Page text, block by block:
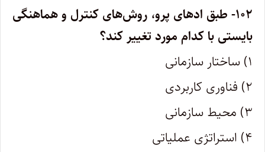
۱۰۲- طبق ادهای پرو، روش‌های کنترل و هماهنگی
بایستی با کدام مورد تغییر کند؟
۱) ساختار سازمانی
۲) فناوری کاربردی
۳) محیط سازمانی
۴) استراتژی عملیاتی